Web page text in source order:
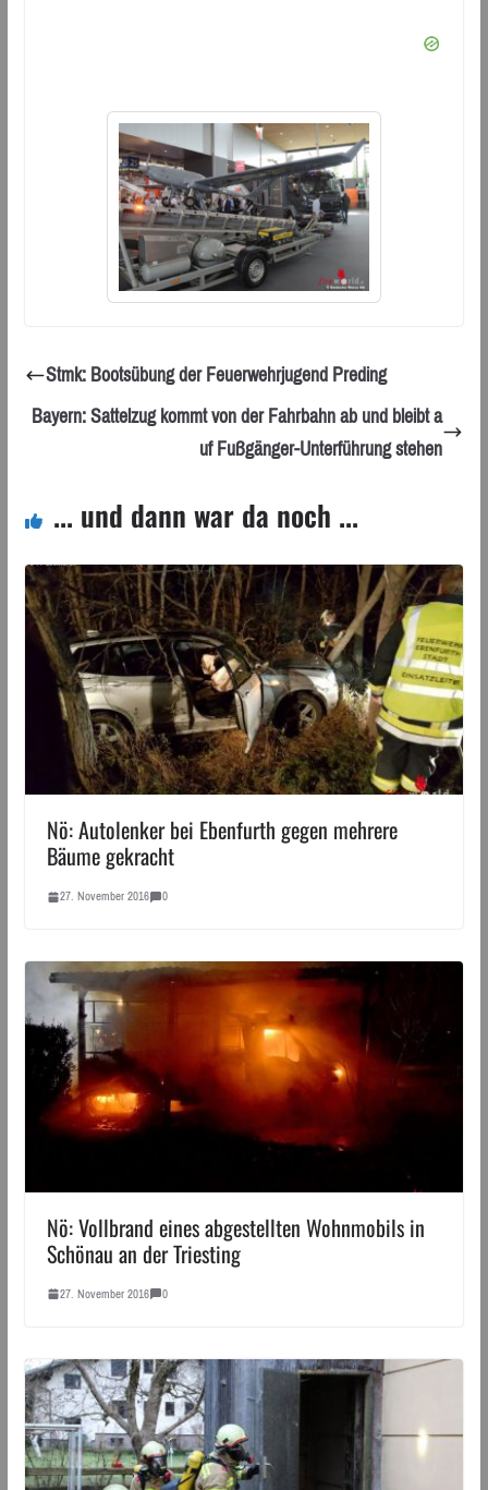
Stmk: Bootsübung der Feuerwehrjugend Preding
Bayern: Sattelzug kommt von der Fahrbahn ab und bleibt a
uf Fußgänger-Unterführung stehen
... und dann war da noch ...
Nö: Autolenker bei Ebenfurth gegen mehrere
Bäume gekracht
27. November 2016 0
Nö: Vollbrand eines abgestellten Wohnmobils in
Schönau an der Triesting
27. November 2016 0